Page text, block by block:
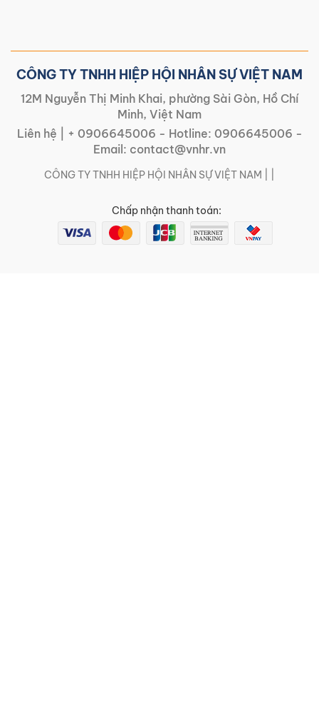
CÔNG TY TNHH HIỆP HỘI NHÂN SỰ VIỆT NAM
12M Nguyễn Thị Minh Khai, phường Sài Gòn, Hồ Chí
Minh, Việt Nam
Liên hệ |
+ 0906645006 - Hotline: 0906645006 -
Email: contact@vnhr.vn
CÔNG TY TNHH HIỆP HỘI NHÂN SỰ VIỆT NAM | |
Chấp nhận thanh toán: